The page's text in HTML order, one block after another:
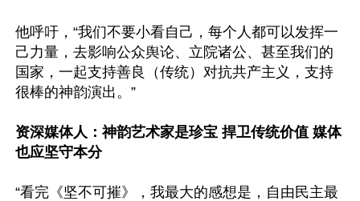
他呼吁，“我们不要小看自己，每个人都可以发挥一
己力量，去影响公众舆论、立院诸公、甚至我们的
国家，一起支持善良（传统）对抗共产主义，支持
很棒的神韵演出。”
资深媒体人：神韵艺术家是珍宝 捍卫传统价值 媒体
也应坚守本分
“看完《坚不可摧》，我最大的感想是，自由民主最